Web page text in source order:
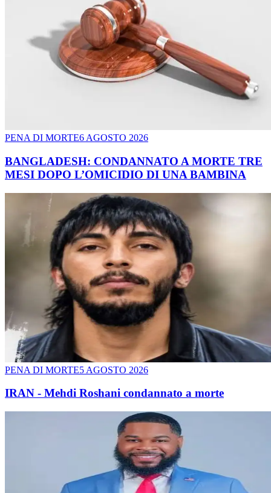
PENA DI MORTE6 AGOSTO 2026
BANGLADESH: CONDANNATO A MORTE TRE
MESI DOPO L’OMICIDIO DI UNA BAMBINA
PENA DI MORTE5 AGOSTO 2026
IRAN - Mehdi Roshani condannato a morte